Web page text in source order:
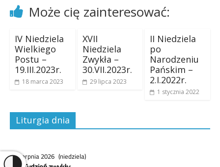
Może cię zainteresować:
IV Niedziela
Wielkiego
Postu –
19.III.2023r.
18 marca 2023
XVII
Niedziela
Zwykła –
30.VII.2023r.
29 lipca 2023
II Niedziela
po
Narodzeniu
Pańskim –
2.I.2022r.
1 stycznia 2022
Liturgia dnia